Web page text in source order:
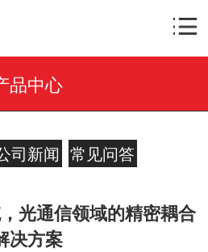
品中心
司新闻 常见问答
光通信领域的精密耦合
决方案